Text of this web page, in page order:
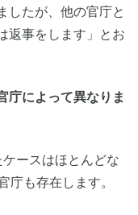
したが、他の官庁と
返事をします」とお
庁によって異なりま
ースはほとんどな
庁も存在します。